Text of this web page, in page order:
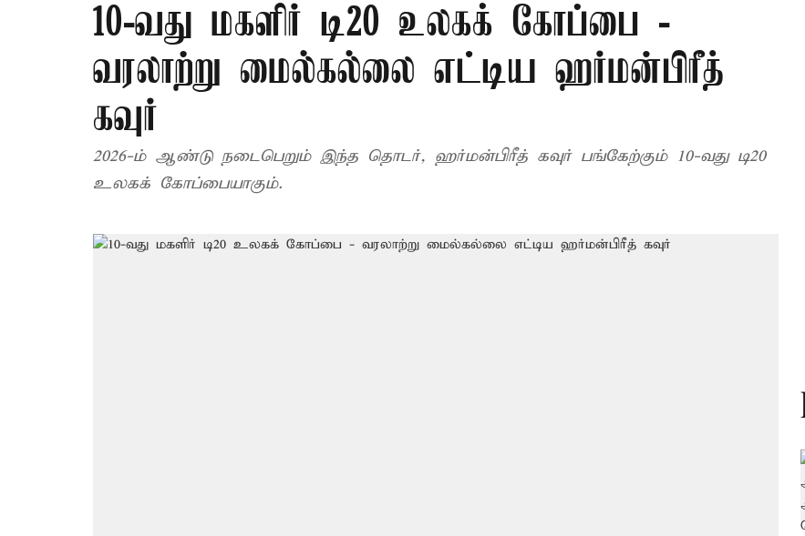
10-வது மகளிர் டி20 உலகக் கோப்பை -
வரலாற்று மைல்கல்லை எட்டிய ஹர்மன்பிரீத்
கவுர்
2026-ம் ஆண்டு நடைபெறும் இந்த தொடர், ஹர்மன்பிரீத் கவுர் பங்கேற்கும் 10-வது டி20
உலகக் கோப்பையாகும்.